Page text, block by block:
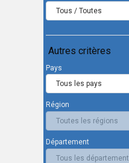
Autres critères
Pays
Région
Département